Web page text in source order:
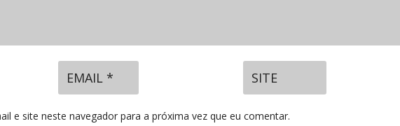
e site neste navegador para a próxima vez que eu comentar.